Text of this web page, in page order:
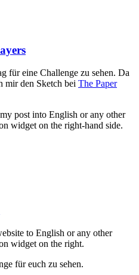
für eine Challenge zu sehen. Da
mir den Sketch bei The Paper
post into English or any other
widget on the right-hand side.
to English or any other
widget on the right.
für euch zu sehen.